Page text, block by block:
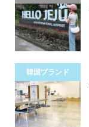
韓国ブランド